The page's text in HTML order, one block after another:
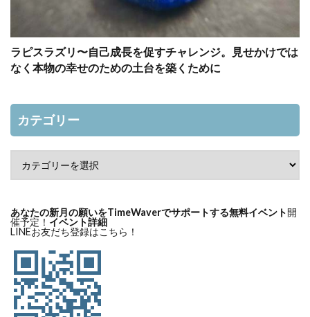
ラピスラズリ〜自己成長を促すチャレンジ。見せかけでは
なく本物の幸せのための土台を築くために
カテゴリー
あなたの新月の願いをTimeWaverでサポートする無料イベント開
催予定！ イベント詳細
LINEお友だち登録はこちら！